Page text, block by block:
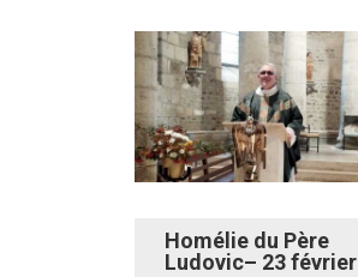
Homélie du Père
Ludovic– 23 février